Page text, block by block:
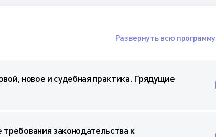
Развернуть всю программу
новое и судебная практика. Грядущие
законодательства к